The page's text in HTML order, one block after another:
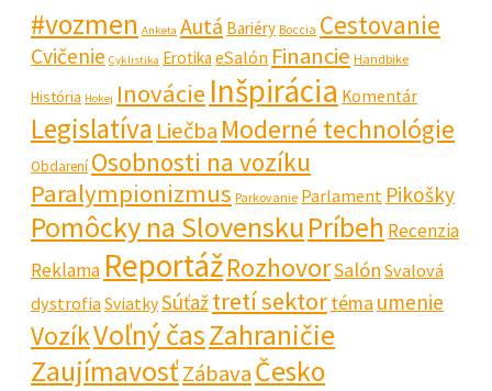
#vozmen Anketa Autá Bariéry Boccia Cestovanie
Cvičenie Cyklistika Erotika eSalón Financie Handbike
História Hokej Inovácie Inšpirácia Komentár
Legislatíva Liečba Moderné technológie
Obdarení Osobnosti na vozíku
Paralympionizmus Parkovanie Parlament Pikošky
Pomôcky na SlovenskuPríbeh Recenzia
Reklama ReportážRozhovorSalón Svalová
dystrofiaSviatkySúťažtretí sektortéma umenie
VozíkVoľný časZahraničie
ZaujímavosťZábavaČesko